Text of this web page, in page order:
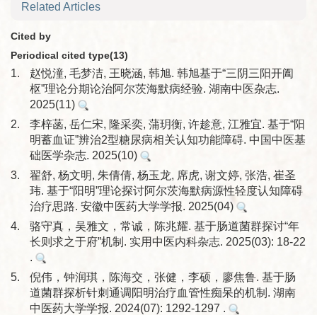
Related Articles
Cited by
Periodical cited type(13)
1.
赵悦潼, 毛梦洁, 王晓涵, 韩旭. 韩旭基于“三阴三阳开阖
枢”理论分期论治阿尔茨海默病经验. 湖南中医杂志.
2025(11)
2.
李梓菡, 岳仁宋, 隆采奕, 蒲玥衡, 许趁意, 江雅宜. 基于“阳
明蓄血证”辨治2型糖尿病相关认知功能障碍. 中国中医基
础医学杂志. 2025(10)
3.
翟舒, 杨文明, 朱倩倩, 杨玉龙, 席虎, 谢文婷, 张浩, 崔圣
玮. 基于“阳明”理论探讨阿尔茨海默病源性轻度认知障碍
治疗思路. 安徽中医药大学学报. 2025(04)
4.
骆守真，吴雅文，常诚，陈兆耀. 基于肠道菌群探讨“年
长则求之于府”机制. 实用中医内科杂志. 2025(03): 18-22
.
5.
倪伟，钟润琪，陈海交，张健，李硕，廖焦鲁. 基于肠
道菌群探析针刺通调阳明治疗血管性痴呆的机制. 湖南
中医药大学学报. 2024(07): 1292-1297 .